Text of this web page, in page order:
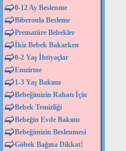
0-12 Ay Beslenme
Biberonla Besleme
Prematüre Bebekler
İkiz Bebek Bakarken
0-2 Yaş İhtiyaçlar
Emzirme
1-3 Yaş Bakımı
Bebeğimizin Rahatı İçin
Bebek Temizliği
Bebeğin Evde Bakımı
Bebeğimizin Beslenmesi
Göbek Bağına Dikkat!